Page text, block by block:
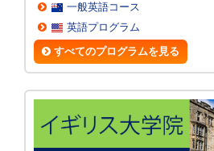
一般英語コース
英語プログラム
すべてのプログラムを見る